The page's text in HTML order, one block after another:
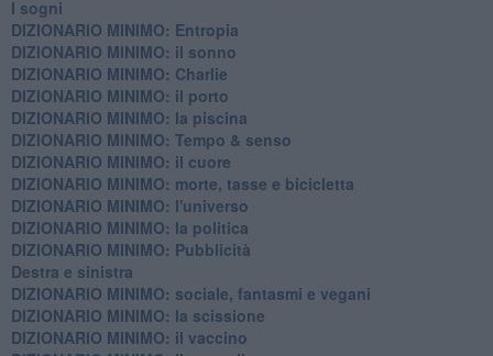
I sogni
DIZIONARIO MINIMO: Entropia
DIZIONARIO MINIMO: il sonno
DIZIONARIO MINIMO: Charlie
DIZIONARIO MINIMO: il porto
DIZIONARIO MINIMO: la piscina
DIZIONARIO MINIMO: Tempo & senso
DIZIONARIO MINIMO: il cuore
DIZIONARIO MINIMO: morte, tasse e bicicletta
DIZIONARIO MINIMO: l'universo
DIZIONARIO MINIMO: la politica
DIZIONARIO MINIMO: Pubblicità
Destra e sinistra
DIZIONARIO MINIMO: sociale, fantasmi e vegani
DIZIONARIO MINIMO: la scissione
DIZIONARIO MINIMO: il vaccino